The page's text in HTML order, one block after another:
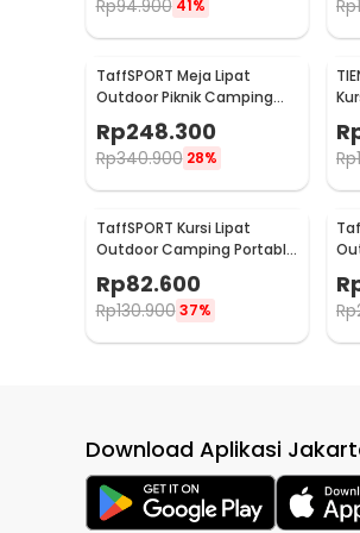
Rp94.900 41% Rp
TaffSPORT Meja Lipat
Outdoor Piknik Camping
Portable 118x59x43.5cm -
ST12
Rp248.300
Rp340.900 28% Rp
TaffSPORT Kursi Lipat
Outdoor Camping Portable
Oxford Folding Chair - FS01
Rp82.600
Rp130.900 37% Rp
Download Aplikasi